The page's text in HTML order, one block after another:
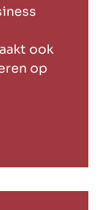
ook
op